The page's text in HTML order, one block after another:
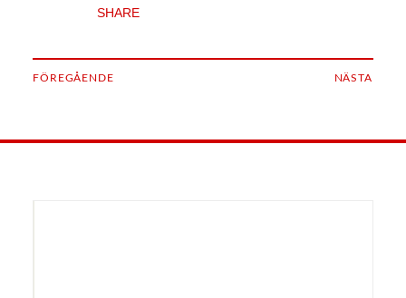
SHARE
FÖREGÅENDE NÄSTA